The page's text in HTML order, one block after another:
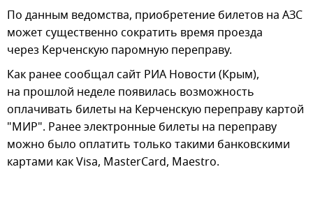
По данным ведомства, приобретение билетов на АЗС
может существенно сократить время проезда
через Керченскую паромную переправу.
Как ранее сообщал сайт РИА Новости (Крым),
на прошлой неделе появилась возможность
оплачивать билеты на Керченскую переправу картой
"МИР". Ранее электронные билеты на переправу
можно было оплатить только такими банковскими
картами как Visa, MasterCard, Maestro.